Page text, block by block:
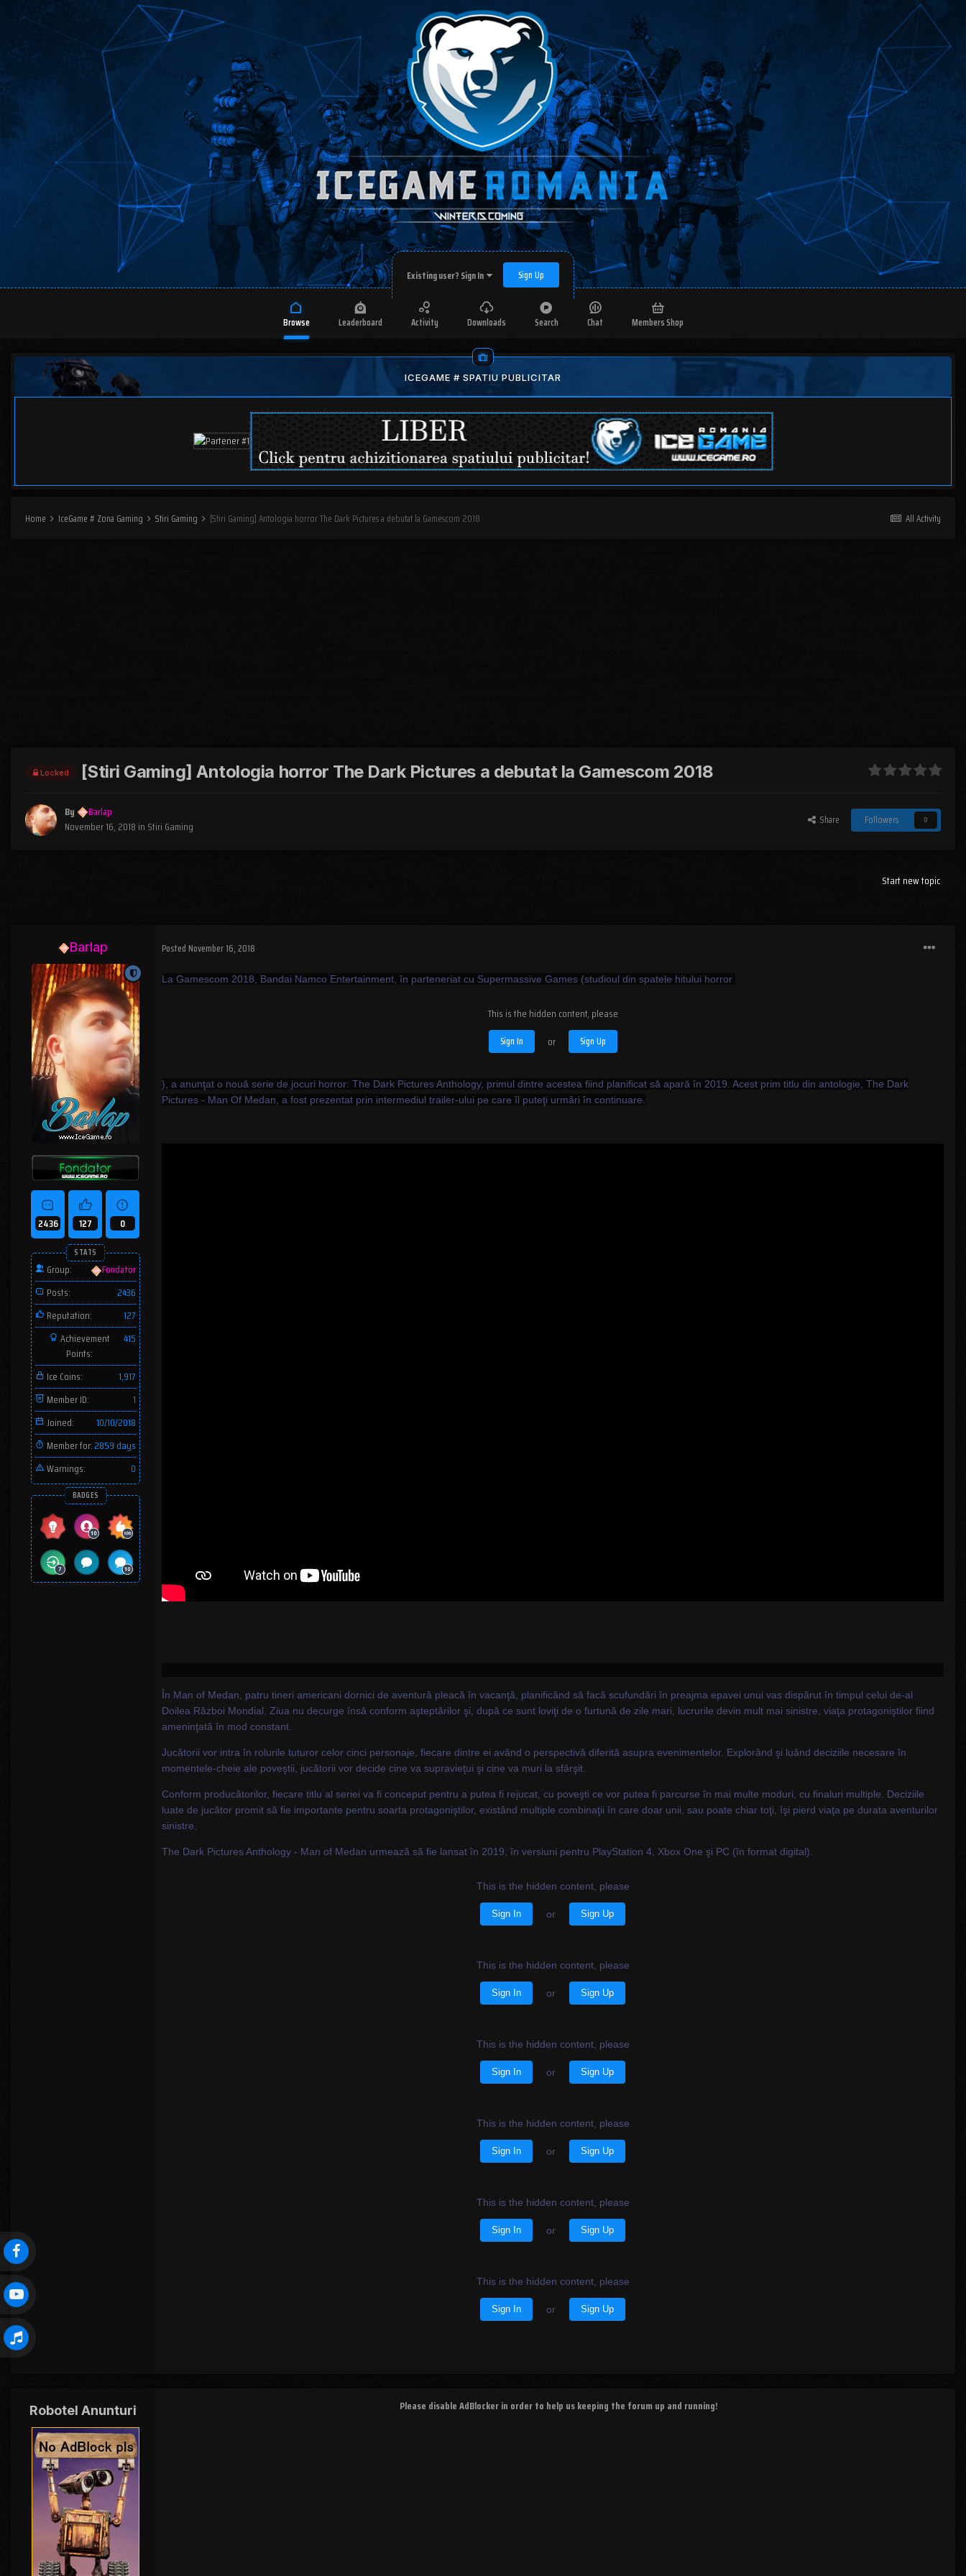
Existing user? Sign In Sign Up
Browse Leaderboard Activity Downloads Search Chat Members Shop
ICEGAME # SPATIU PUBLICITAR
All Activity
Home IceGame # Zona Gaming Stiri Gaming [Stiri Gaming] Antologia horror The Dark Pictures a debutat la Gamescom 2018
Locked [Stiri Gaming] Antologia horror The Dark Pictures a debutat la Gamescom 2018
By
Barlap
November 16, 2018 in Stiri Gaming Share Followers 0
Start new topic
Barlap
2436 127 0
STATS
Group:
Fondator
Posts:
2436
Reputation:
127
Achievement
Points:
415
Ice Coins:
1,917
Member ID:
1
Joined:
10/10/2018
Member for:2859 days
Warnings:
0
BADGES
Posted November 16, 2018
La Gamescom 2018, Bandai Namco Entertainment, în parteneriat cu Supermassive Games (studioul din spatele hitului horror
This is the hidden content, please
Sign In or Sign Up
), a anunţat o nouă serie de jocuri horror: The Dark Pictures Anthology, primul dintre acestea fiind planificat să apară în 2019. Acest prim titlu din antologie, The Dark
Pictures - Man Of Medan, a fost prezentat prin intermediul trailer-ului pe care îl puteţi urmări în continuare.
În Man of Medan, patru tineri americani dornici de aventură pleacă în vacanţă, planificând să facă scufundări în preajma epavei unui vas dispărut în timpul celui de-al
Doilea Război Mondial. Ziua nu decurge însă conform aşteptărilor şi, după ce sunt loviţi de o furtună de zile mari, lucrurile devin mult mai sinistre, viaţa protagoniştilor fiind
ameninţată în mod constant.
Jucătorii vor intra în rolurile tuturor celor cinci personaje, fiecare dintre ei având o perspectivă diferită asupra evenimentelor. Explorând şi luând deciziile necesare în
momentele-cheie ale poveştii, jucătorii vor decide cine va supravieţui şi cine va muri la sfârşit.
Conform producătorilor, fiecare titlu al seriei va fi conceput pentru a putea fi rejucat, cu poveşti ce vor putea fi parcurse în mai multe moduri, cu finaluri multiple. Deciziile
luate de jucător promit să fie importante pentru soarta protagoniştilor, existând multiple combinaţii în care doar unii, sau poate chiar toţi, îşi pierd viaţa pe durata aventurilor
sinistre.
The Dark Pictures Anthology - Man of Medan urmează să fie lansat în 2019, în versiuni pentru PlayStation 4, Xbox One şi PC (în format digital).
This is the hidden content, please
Sign In or Sign Up
This is the hidden content, please
Sign In or Sign Up
This is the hidden content, please
Sign In or Sign Up
This is the hidden content, please
Sign In or Sign Up
This is the hidden content, please
Sign In or Sign Up
This is the hidden content, please
Sign In or Sign Up
Robotel Anunturi Please disable AdBlocker in order to help us keeping the forum up and running!